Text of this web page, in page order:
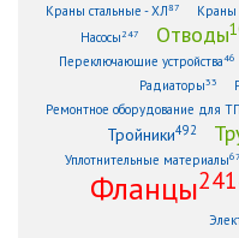
Краны стальные - ХЛ87 Краны
Насосы247 Отводы
Переключающие устройства46
Радиаторы33
Ремонтное оборудование для
Тройники492
Уплотнительные материалы67
Фланцы